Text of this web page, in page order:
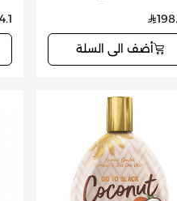
أضف الى السلة